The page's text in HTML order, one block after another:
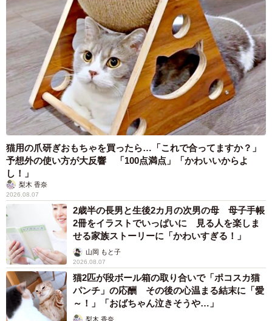
猫用の爪研ぎおもちゃを買ったら…「これで合ってますか？」
予想外の使い方が大反響 「100点満点」「かわいいからよ
し！」
梨木 香奈
2026.08.07
2歳半の長男と生後2カ月の次男の母 母子手帳
2冊をイラストでいっぱいに 見る人を楽しま
せる家族ストーリーに「かわいすぎる！」
山岡 もと子
2026.08.07
猫2匹が段ボール箱の取り合いで「ポコスカ猫
パンチ」の応酬 その後の心温まる結末に「愛
～！」「おばちゃん泣きそうや…」
梨木 香奈